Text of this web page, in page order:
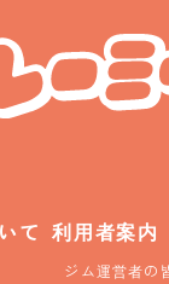
て 利用者案内
ジム運営者の